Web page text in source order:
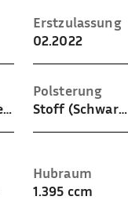
Erstzulassung
02.2022
Weiss (Ibisweiß)
Polsterung
Stoff (Schwarz)
Hubraum
1.395 ccm